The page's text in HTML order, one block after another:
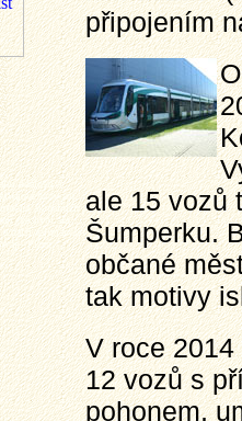
události a
provozu,
aktuálních
(nechybí ani
další zajímavotsi
- Plzeň.
připojením
ale 15 vozů
Šumperku.
občané
tak motivy
V roce
12 vozů s
pohonem,